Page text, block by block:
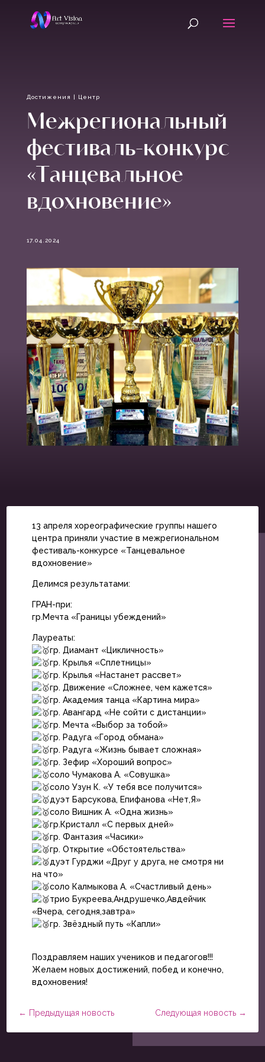
Достижения | Центр
Межрегиональный
фестиваль-конкурс
«Танцевальное
вдохновение»
17.04.2024
13 апреля хореографические группы нашего
центра приняли участие в межрегиональном
фестиваль-конкурсе «Танцевальное
вдохновение»
Делимся результатами:
ГРАН-при:
гр.Мечта «Границы убеждений»
Лауреаты:
гр. Диамант «Цикличность»
гр. Крылья «Сплетницы»
гр. Крылья «Настанет рассвет»
гр. Движение «Сложнее, чем кажется»
гр. Академия танца «Картина мира»
гр. Авангард «Не сойти с дистанции»
гр. Мечта «Выбор за тобой»
гр. Радуга «Город обмана»
гр. Радуга «Жизнь бывает сложная»
гр. Зефир «Хороший вопрос»
соло Чумакова А. «Совушка»
соло Узун К. «У тебя все получится»
дуэт Барсукова, Епифанова «Нет,Я»
соло Вишник А. «Одна жизнь»
гр.Кристалл «С первых дней»
гр. Фантазия «Часики»
гр. Открытие «Обстоятельства»
дуэт Гурджи «Друг у друга, не смотря ни
на что»
соло Калмыкова А. «Счастливый день»
трио Букреева,Андрушечко,Авдейчик
«Вчера, сегодня,завтра»
гр. Звёздный путь «Капли»
Поздравляем наших учеников и педагогов!!!
Желаем новых достижений, побед и конечно,
вдохновения!
← Предыдущая новость Следующая новость→